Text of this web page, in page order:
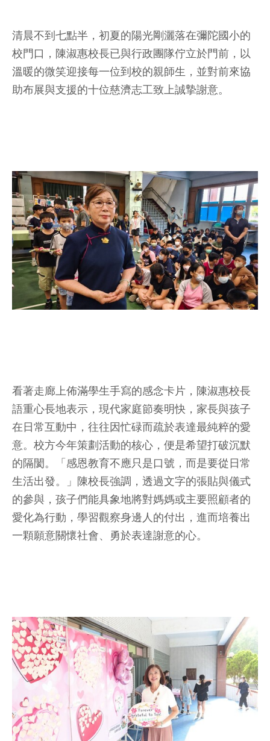
清晨不到七點半，初夏的陽光剛灑落在彌陀國小的
校門口，陳淑惠校長已與行政團隊佇立於門前，以
溫暖的微笑迎接每一位到校的親師生，並對前來協
助布展與支援的十位慈濟志工致上誠摯謝意。
看著走廊上佈滿學生手寫的感念卡片，陳淑惠校長
語重心長地表示，現代家庭節奏明快，家長與孩子
在日常互動中，往往因忙碌而疏於表達最純粹的愛
意。校方今年策劃活動的核心，便是希望打破沉默
的隔閡。「感恩教育不應只是口號，而是要從日常
生活出發。」陳校長強調，透過文字的張貼與儀式
的參與，孩子們能具象地將對媽媽或主要照顧者的
愛化為行動，學習觀察身邊人的付出，進而培養出
一顆願意關懷社會、勇於表達謝意的心。